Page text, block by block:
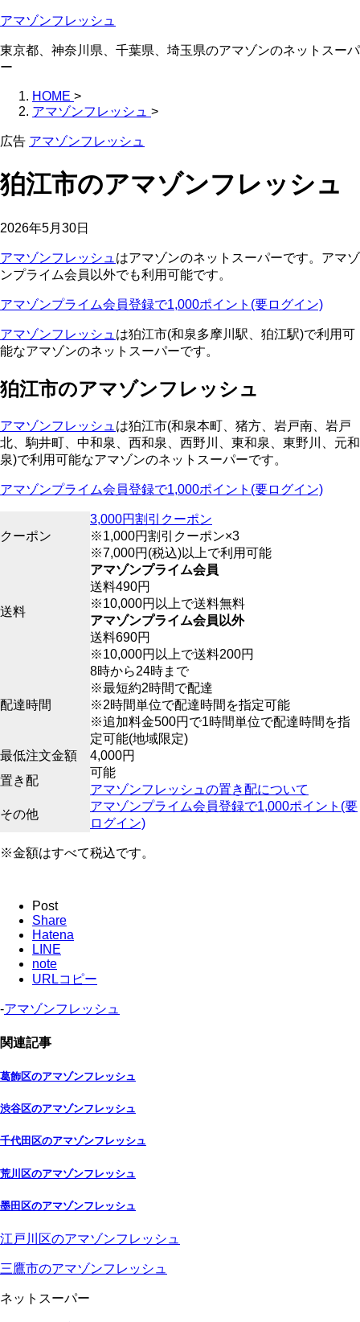
アマゾンフレッシュ
東京都、神奈川県、千葉県、埼玉県のアマゾンのネットスーパ
ー
HOME >
アマゾンフレッシュ >
広告 アマゾンフレッシュ
狛江市のアマゾンフレッシュ
2026年5月30日
アマゾンフレッシュ はアマゾンのネットスーパーです。アマゾ
ンプライム会員以外でも利用可能です。
アマゾンプライム会員登録で1,000ポイント(要ログイン)
アマゾンフレッシュ は狛江市(和泉多摩川駅、狛江駅)で利用可
能なアマゾンのネットスーパーです。
狛江市のアマゾンフレッシュ
アマゾンフレッシュ は狛江市(和泉本町、猪方、岩戸南、岩戸
北、駒井町、中和泉、西和泉、西野川、東和泉、東野川、元和
泉)で利用可能なアマゾンのネットスーパーです。
アマゾンプライム会員登録で1,000ポイント(要ログイン)
クーポン
3,000円割引クーポン
※1,000円割引クーポン×3
※7,000円(税込)以上で利用可能
送料
アマゾンプライム会員
送料490円
※10,000円以上で送料無料
アマゾンプライム会員以外
送料690円
※10,000円以上で送料200円
配達時間
8時から24時まで
※最短約2時間で配達
※2時間単位で配達時間を指定可能
※追加料金500円で1時間単位で配達時間を指
定可能(地域限定)
最低注文金額
4,000円
置き配
可能
アマゾンフレッシュの置き配について
その他
アマゾンプライム会員登録で1,000ポイント(要
ログイン)
※金額はすべて税込です。
Post
Share
Hatena
LINE
note
URLコピー
-アマゾンフレッシュ
関連記事
葛飾区のアマゾンフレッシュ
渋谷区のアマゾンフレッシュ
千代田区のアマゾンフレッシュ
荒川区のアマゾンフレッシュ
墨田区のアマゾンフレッシュ
江戸川区のアマゾンフレッシュ
三鷹市のアマゾンフレッシュ
ネットスーパー